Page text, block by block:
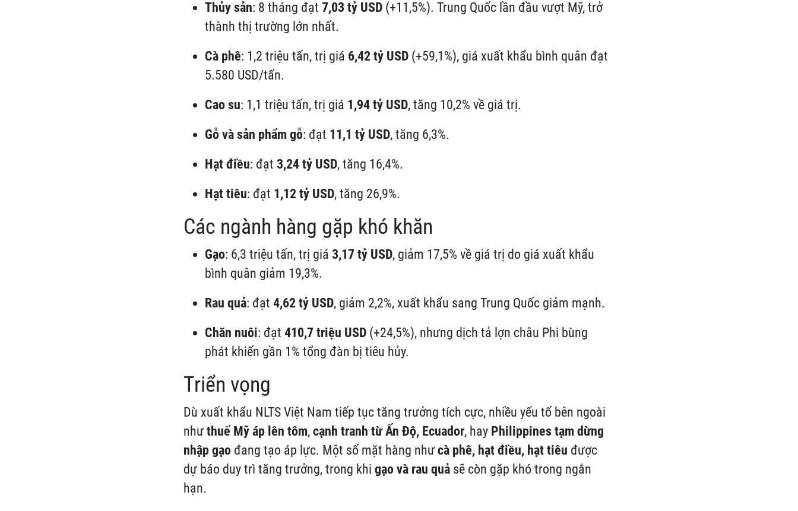
Thủy sản: 8 tháng đạt7,03 tỷ USD (+11,5%). Trung Quốc lần đầu vượt Mỹ, trở
thành thị trường lớn nhất.
Cà phê: 1,2 triệu tấn, trị giá 6,42 tỷ USD (+59,1%), giá xuất khẩu bình quân đạt
5.580 USD/tấn.
Cao su: 1,1 triệu tấn, trị giá 1,94 tỷ USD, tăng 10,2% về giá trị.
Gỗ và sản phẩm gỗ: đạt 11,1 tỷ USD, tăng 6,3%.
Hạt điều: đạt3,24 tỷ USD, tăng 16,4%.
Hạt tiêu: đạt 1,12 tỷ USD, tăng 26,9%.
Các ngành hàng gặp khó khăn
Gạo: 6,3 triệu tấn, trị giá3,17 tỷ USD, giảm 17,5% về giá trị do giá xuất khẩu
bình quân giảm 19,3%.
Rau quả: đạt4,62 tỷ USD, giảm 2,2%, xuất khẩu sang Trung Quốc giảm mạnh.
Chăn nuôi: đạt410,7 triệu USD (+24,5%), nhưng dịch tả lợn châu Phi bùng
phát khiến gần 1% tổng đàn bị tiêu hủy.
Triển vọng
Dù xuất khẩu NLTS Việt Nam tiếp tục tăng trưởng tích cực, nhiều yếu tố bên ngoài
nhưthuế Mỹ áp lên tôm,cạnh tranh từ Ấn Độ, Ecuador, hay Philippines tạm dừng
nhập gạo đang tạo áp lực. Một số mặt hàng nhưcà phê, hạt điều, hạt tiêu được
dự báo duy trì tăng trưởng, trong khigạo và rau quả sẽ còn gặp khó trong ngắn
hạn.